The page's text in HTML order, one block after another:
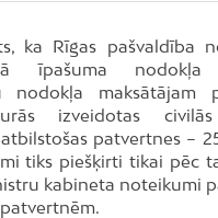
ka Rīgas pašvaldība
īpašuma nodokļa
nodokļa maksātājam
izveidotas civilās
patvertnes –
tiks piešķirti tikai pēc
kabineta noteikumi